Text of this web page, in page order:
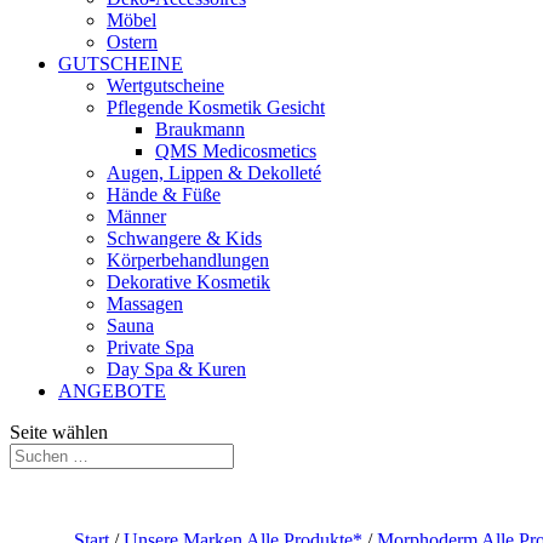
Möbel
Ostern
GUTSCHEINE
Wertgutscheine
Pflegende Kosmetik Gesicht
Braukmann
QMS Medicosmetics
Augen, Lippen & Dekolleté
Hände & Füße
Männer
Schwangere & Kids
Körperbehandlungen
Dekorative Kosmetik
Massagen
Sauna
Private Spa
Day Spa & Kuren
ANGEBOTE
Seite wählen